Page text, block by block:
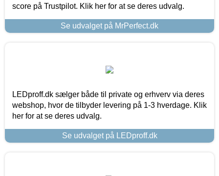
score på Trustpilot. Klik her for at se deres udvalg.
Se udvalget på MrPerfect.dk
LEDproff.dk sælger både til private og erhverv via deres
webshop, hvor de tilbyder levering på 1-3 hverdage. Klik
her for at se deres udvalg.
Se udvalget på LEDproff.dk